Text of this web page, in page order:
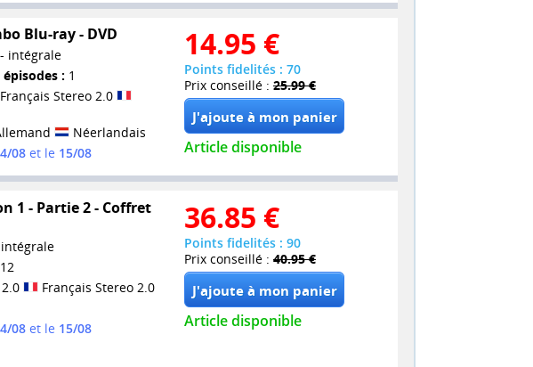
Blu-ray - DVD
intégrale
épisodes : 1
Français Stereo 2.0
Néerlandais
08et le 15/08
14.95 €
Points fidelités : 70
Prix conseillé : 25.99 €
Article disponible
1 - Partie 2 - Coffret
12
Français Stereo 2.0
08et le 15/08
36.85 €
Points fidelités : 90
Prix conseillé : 40.95 €
Article disponible